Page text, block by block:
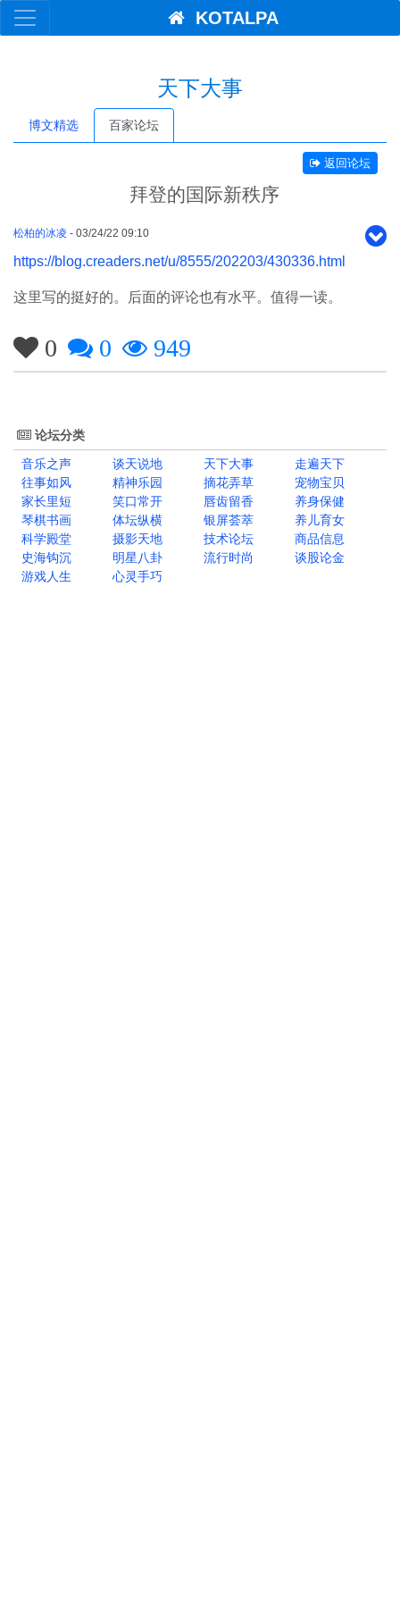
KOTALPA
天下大事
博文精选 百家论坛
返回论坛
拜登的国际新秩序
松柏的冰凌 - 03/24/22 09:10
https://blog.creaders.net/u/8555/202203/430336.html
这里写的挺好的。后面的评论也有水平。值得一读。
0 0 949
论坛分类
音乐之声
谈天说地 天下大事
走遍天下
往事如风
精神乐园 摘花弄草
宠物宝贝
家长里短
笑口常开 唇齿留香
养身保健
琴棋书画
体坛纵横 银屏荟萃
养儿育女
科学殿堂
摄影天地 技术论坛
商品信息
史海钩沉
明星八卦 流行时尚
谈股论金
游戏人生
心灵手巧